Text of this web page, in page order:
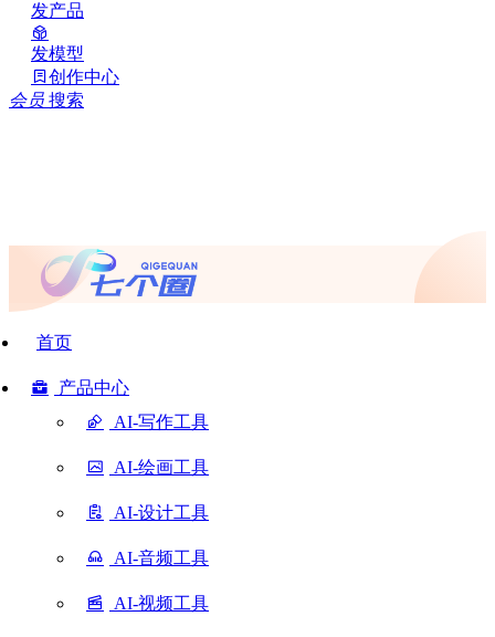
发产品
发模型
创作中心
会员 搜索
首页
产品中心
AI-写作工具
AI-绘画工具
AI-设计工具
AI-音频工具
AI-视频工具